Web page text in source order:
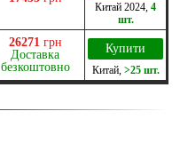
Китай 2024 4
шт.
26271 грн
Доставка
безкоштовно
Купити
Китай, >25 шт.